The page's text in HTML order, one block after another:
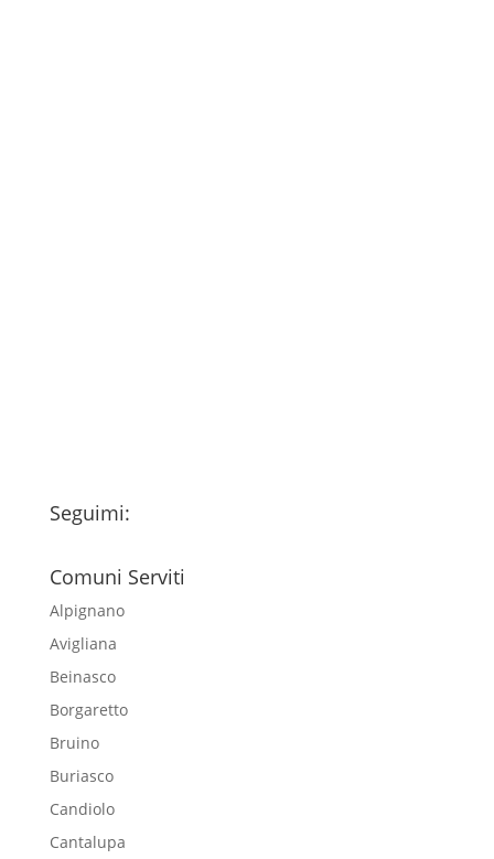
Seguimi:
Comuni Serviti
Alpignano
Avigliana
Beinasco
Borgaretto
Bruino
Buriasco
Candiolo
Cantalupa